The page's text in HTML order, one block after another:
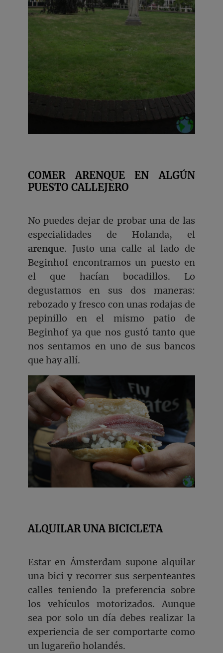
COMER ARENQUE EN ALGÚN
PUESTO CALLEJERO
No puedes dejar de probar una de las
especialidades de Holanda, el
arenque. Justo una calle al lado de
Beginhof encontramos un puesto en
el que hacían bocadillos. Lo
degustamos en sus dos maneras:
rebozado y fresco con unas rodajas de
pepinillo en el mismo patio de
Beginhof ya que nos gustó tanto que
nos sentamos en uno de sus bancos
que hay allí.
ALQUILAR UNA BICICLETA
Estar en Ámsterdam supone alquilar
una bici y recorrer sus serpenteantes
calles teniendo la preferencia sobre
los vehículos motorizados. Aunque
sea por solo un día debes realizar la
experiencia de ser comportarte como
un lugareño holandés.